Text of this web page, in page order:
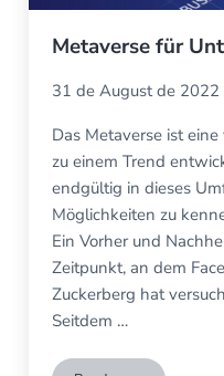
Metaverse für
31 de August de 2022
Das Metaverse ist
zu einem Trend
endgültig in dieses
Möglichkeiten zu
Ein Vorher und
Zeitpunkt, an dem
Zuckerberg hat
Seitdem …